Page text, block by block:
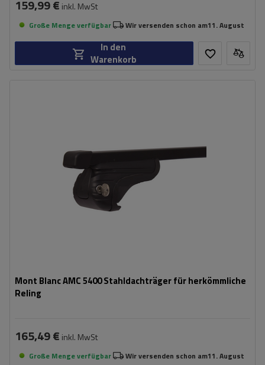
159,99 € inkl. MwSt
Große Menge verfügbar Wir versenden schon am11. August
In den
Warenkorb
Mont Blanc AMC 5400 Stahldachträger für herkömmliche
Reling
165,49 € inkl. MwSt
Große Menge verfügbar Wir versenden schon am11. August